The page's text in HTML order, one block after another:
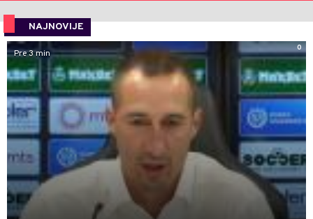
NAJNOVIJE
0
Pre 3 min